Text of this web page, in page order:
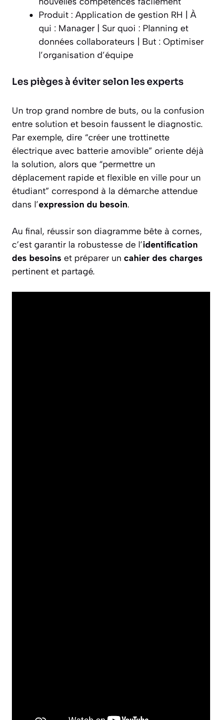
Produit : Application de gestion RH | À
qui : Manager | Sur quoi : Planning et
données collaborateurs | But : Optimiser
l’organisation d’équipe
Les pièges à éviter selon les experts
Un trop grand nombre de buts, ou la confusion
entre solution et besoin faussent le diagnostic.
Par exemple, dire “créer une trottinette
électrique avec batterie amovible” oriente déjà
la solution, alors que “permettre un
déplacement rapide et flexible en ville pour un
étudiant” correspond à la démarche attendue
dans l’expression du besoin.
Au final, réussir son diagramme bête à cornes,
c’est garantir la robustesse de l’identification
des besoins et préparer un cahier des charges
pertinent et partagé.